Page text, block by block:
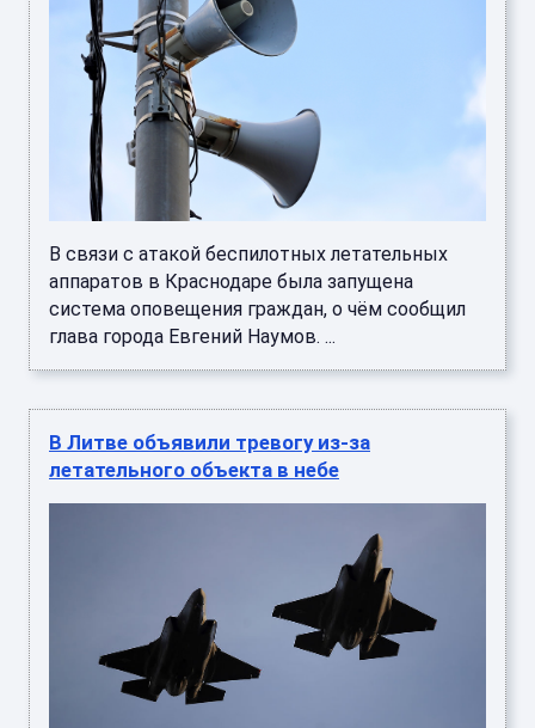
В связи с атакой беспилотных летательных
аппаратов в Краснодаре была запущена
система оповещения граждан, о чём сообщил
глава города Евгений Наумов. ...
В Литве объявили тревогу из-за
летательного объекта в небе